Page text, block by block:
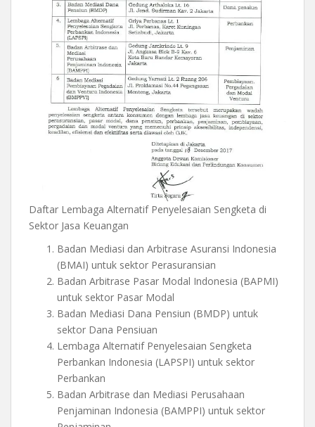
Daftar Lembaga Alternatif Penyelesaian Sengketa di
Sektor Jasa Keuangan
Badan Mediasi dan Arbitrase Asuransi Indonesia
(BMAI) untuk sektor Perasuransian
Badan Arbitrase Pasar Modal Indonesia (BAPMI)
untuk sektor Pasar Modal
Badan Mediasi Dana Pensiun (BMDP) untuk
sektor Dana Pensiuan
Lembaga Alternatif Penyelesaian Sengketa
Perbankan Indonesia (LAPSPI) untuk sektor
Perbankan
Badan Arbitrase dan Mediasi Perusahaan
Penjaminan Indonesia (BAMPPI) untuk sektor